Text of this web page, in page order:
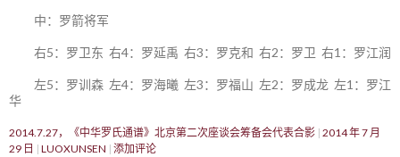
中：罗箭将军
右5：罗卫东 右4：罗延禹 右3：罗克和 右2：罗卫 右1：罗江润
左5：罗训森 左4：罗海曦 左3：罗福山 左2：罗成龙 左1：罗江
华
2014.7.27，《中华罗氏通谱》北京第二次座谈会筹备会代表合影 2014 年 7 月
29 日
LUOXUNSEN 添加评论